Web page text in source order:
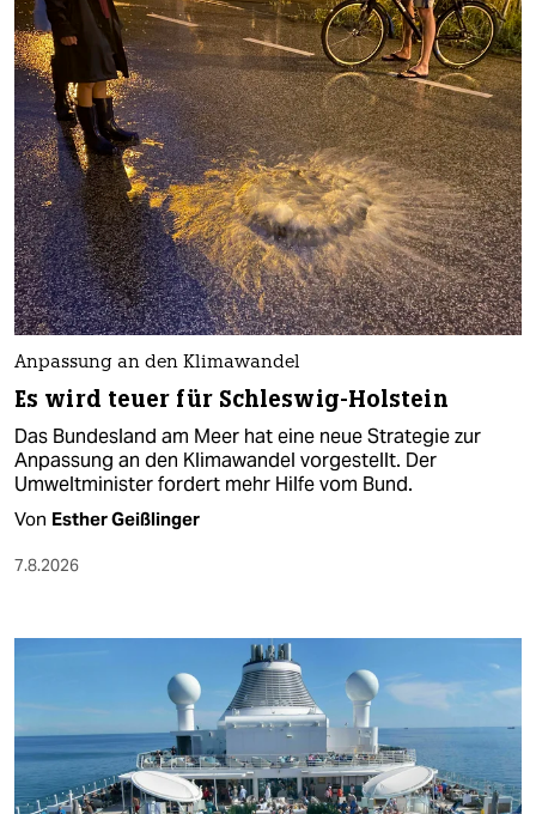
Anpassung an den Klimawandel
Es wird teuer für Schleswig-Holstein
Das Bundesland am Meer hat eine neue Strategie zur
Anpassung an den Klimawandel vorgestellt. Der
Umweltminister fordert mehr Hilfe vom Bund.
Von Esther Geißlinger
7.8.2026